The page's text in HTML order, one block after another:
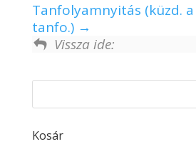
Tanfolyamnyitás (küzd.
tanfo.)
Vissza ide:
Kosár